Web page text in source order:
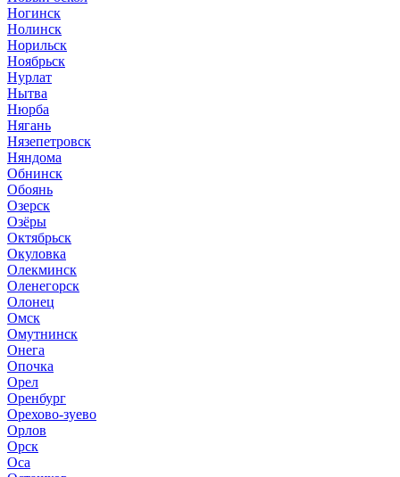
Ногинск
Нолинск
Норильск
Ноябрьск
Нурлат
Нытва
Нюрба
Нягань
Нязепетровск
Няндома
Обнинск
Обоянь
Озерск
Озёры
Октябрьск
Окуловка
Олекминск
Оленегорск
Олонец
Омск
Омутнинск
Онега
Опочка
Орел
Оренбург
Орехово-зуево
Орлов
Орск
Оса